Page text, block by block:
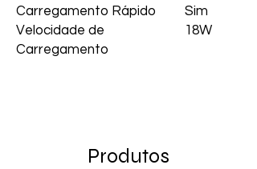
Carregamento Rápido
Sim
Velocidade de
Carregamento
18W
Produtos